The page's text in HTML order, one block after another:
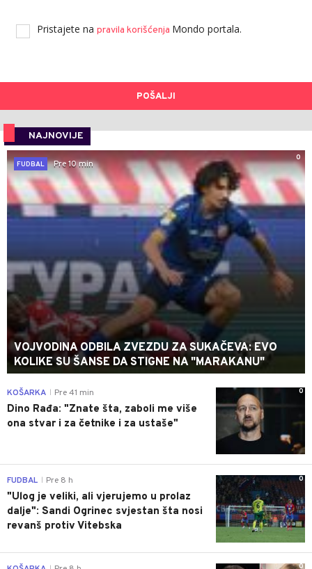
Pristajete na pravila korišćenja Mondo portala.
POŠALJI
NAJNOVIJE
0
FUDBAL
Pre 10 min
VOJVODINA ODBILA ZVEZDU ZA SUKAČEVA: EVO
KOLIKE SU ŠANSE DA STIGNE NA "MARAKANU"
0
KOŠARKA Pre 41 min
Dino Rađa: "Znate šta, zaboli me više
ona stvar i za četnike i za ustaše"
0
FUDBAL Pre 8 h
"Ulog je veliki, ali vjerujemo u prolaz
dalje": Sandi Ogrinec svjestan šta nosi
revanš protiv Vitebska
0